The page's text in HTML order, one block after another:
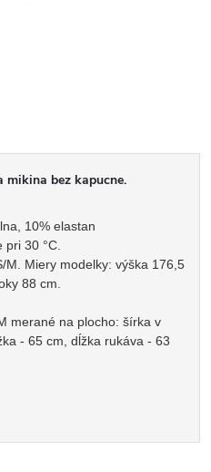
mikina bez kapucne.
10% elastan
30 °C.
Miery modelky: výška 176,5
88 cm.
merané na plocho: šírka v
- 65 cm, dĺžka rukáva - 63